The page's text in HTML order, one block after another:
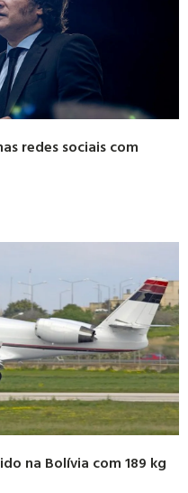
redes sociais com
na Bolívia com 189 kg